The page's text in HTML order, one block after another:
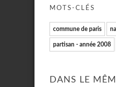
MOTS-CLÉS
commune de paris
partisan - année 2008
DANS LE